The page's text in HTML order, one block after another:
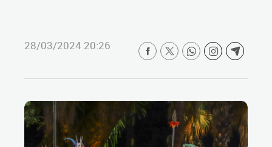
28/03/2024 20:26